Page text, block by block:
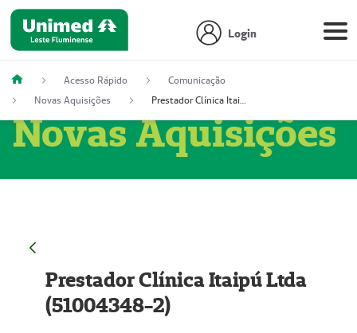
Login
Acesso Rápido
Comunicação
Novas Aquisições
Prestador Clínica Itaipú Ltda (51004348-2)
Novas Aquisições
Prestador Clínica Itaipú Ltda
(51004348-2)